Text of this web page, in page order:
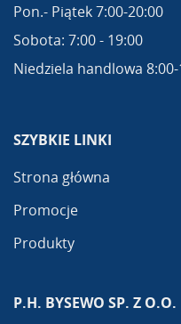
Pon.- Piątek 7:00-20:00
Sobota: 7:00 - 19:00
Niedziela handlowa
SZYBKIE LINKI
Strona główna
Promocje
Produkty
P.H. BYSEWO SP. Z O.O.